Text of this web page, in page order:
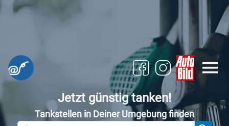
Jetzt günstig tanken!
Tankstellen in Deiner Umgebung finden